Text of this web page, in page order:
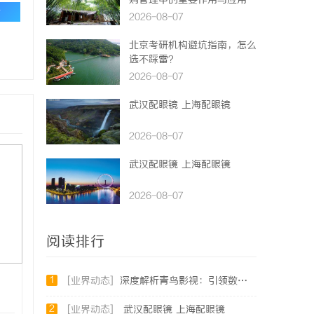
2026-08-07
北京考研机构避坑指南，怎么
选不踩雷？
2026-08-07
武汉配眼镜 上海配眼镜
2026-08-07
武汉配眼镜 上海配眼镜
2026-08-07
阅读排行
1 [业界动态] 深度解析青鸟影视：引领数字娱乐平台革新的先锋力量
2 [业界动态] 武汉配眼镜 上海配眼镜